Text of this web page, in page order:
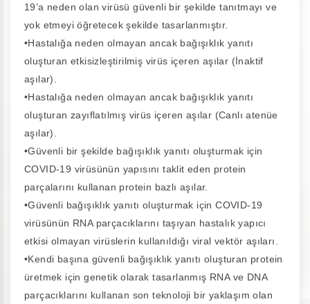
19’a neden olan virüsü güvenli bir şekilde tanıtmayı ve
yok etmeyi öğretecek şekilde tasarlanmıştır.
•Hastalığa neden olmayan ancak bağışıklık yanıtı
oluşturan etkisizleştirilmiş virüs içeren aşılar (İnaktif
aşılar).
•Hastalığa neden olmayan ancak bağışıklık yanıtı
oluşturan zayıflatılmış virüs içeren aşılar (Canlı atenüe
aşılar).
•Güvenli bir şekilde bağışıklık yanıtı oluşturmak için
COVID-19 virüsünün yapısını taklit eden protein
parçalarını kullanan protein bazlı aşılar.
•Güvenli bağışıklık yanıtı oluşturmak için COVID-19
virüsünün RNA parçacıklarını taşıyan hastalık yapıcı
etkisi olmayan virüslerin kullanıldığı viral vektör aşıları.
•Kendi başına güvenli bağışıklık yanıtı oluşturan protein
üretmek için genetik olarak tasarlanmış RNA ve DNA
parçacıklarını kullanan son teknoloji bir yaklaşım olan